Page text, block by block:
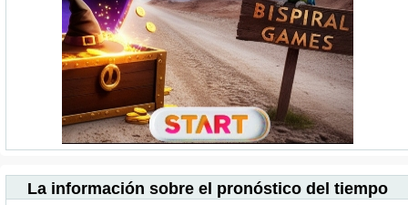
La información sobre el pronóstico del tiempo